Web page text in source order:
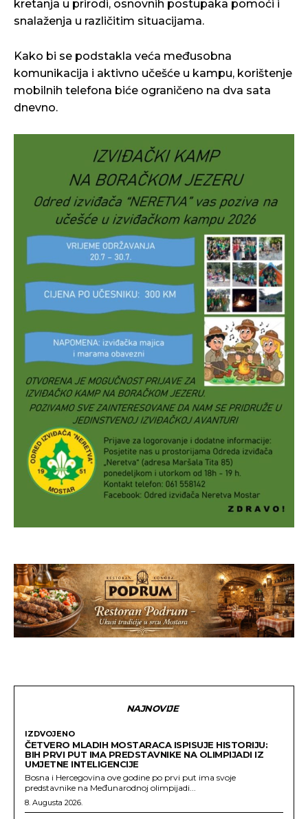
kretanja u prirodi, osnovnih postupaka pomoći i
snalaženja u različitim situacijama.
Kako bi se podstakla veća međusobna
komunikacija i aktivno učešće u kampu, korištenje
mobilnih telefona biće ograničeno na dva sata
dnevno.
NAJNOVIJE
IZDVOJENO
ČETVERO MLADIH MOSTARACA ISPISUJE HISTORIJU:
BIH PRVI PUT IMA PREDSTAVNIKE NA OLIMPIJADI IZ
UMJETNE INTELIGENCIJE
Bosna i Hercegovina ove godine po prvi put ima svoje
predstavnike na Međunarodnoj olimpijadi...
8. Augusta 2026.